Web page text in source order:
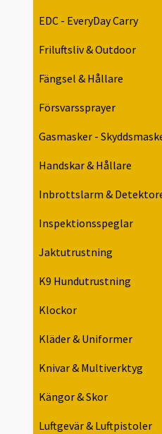
EDC - EveryDay Carry
Friluftsliv & Outdoor
Fängsel & Hållare
Försvarssprayer
Gasmasker -
Handskar & Hållare
Inbrottslarm &
Inspektionsspeglar
Jaktutrustning
K9 Hundutrustning
Klockor
Kläder & Uniformer
Knivar & Multiverktyg
Kängor & Skor
Luftgevär & Luftpistoler